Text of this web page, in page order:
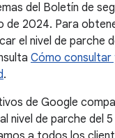
del Boletín de
de 2024. Para
el nivel de parche
Cómo consultar
.
de Google
nivel de parche del